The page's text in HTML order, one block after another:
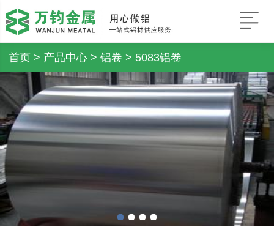
首页 > 产品中心 > 铝卷 > 5083铝卷